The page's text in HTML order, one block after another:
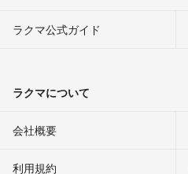
ラクマ公式ガイド
ラクマについて
会社概要
利用規約